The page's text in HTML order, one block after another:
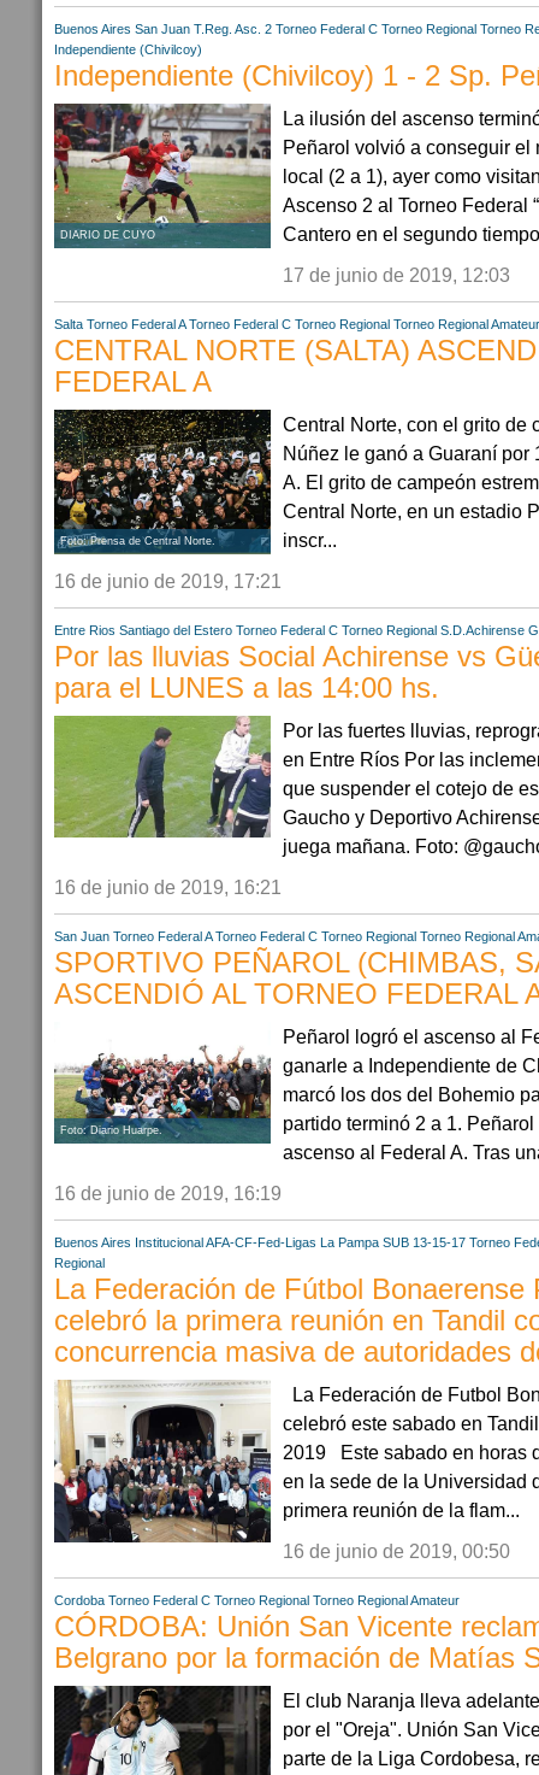
Buenos Aires San Juan T.Reg. Asc. 2 Torneo Federal C Torneo Regional Torneo
Independiente (Chivilcoy)
Independiente (Chivilcoy) 1 - 2 Sp.
DIARIO DE CUYO
La ilusión del ascenso
Peñarol volvió a conseguir el
local (2 a 1), ayer como
Ascenso 2 al Torneo Federal
Cantero en el segundo
17 de junio de 2019, 12:03
Salta Torneo Federal A Torneo Federal C Torneo Regional Torneo Regional Amateur
CENTRAL NORTE (SALTA)
FEDERAL A
Foto: Prensa de Central Norte.
Central Norte, con el grito de
Núñez le ganó a Guaraní por
A. El grito de campeón
Central Norte, en un estadio
inscr...
16 de junio de 2019, 17:21
Entre Rios Santiago del Estero Torneo Federal C Torneo Regional S.D.Achirense
Por las lluvias Social Achirense vs
para el LUNES a las 14:00 hs.
Por las fuertes lluvias,
en Entre Ríos Por las
que suspender el cotejo de
Gaucho y Deportivo
juega mañana. Foto:
16 de junio de 2019, 16:21
San Juan Torneo Federal A Torneo Federal C Torneo Regional Torneo Regional
SPORTIVO PEÑAROL (CHIMBAS,
ASCENDIÓ AL TORNEO FEDERAL
Foto: Diario Huarpe.
Peñarol logró el ascenso al
ganarle a Independiente de
marcó los dos del Bohemio
partido terminó 2 a 1.
ascenso al Federal A. Tras
16 de junio de 2019, 16:19
Buenos Aires Institucional AFA-CF-Fed-Ligas La Pampa SUB 13-15-17 Torneo
Regional
La Federación de Fútbol Bonaerense
celebró la primera reunión en Tandil
concurrencia masiva de autoridades
La Federación de Futbol
celebró este sabado en
2019 Este sabado en horas
en la sede de la Universidad
primera reunión de la flam...
16 de junio de 2019, 00:50
Cordoba Torneo Federal C Torneo Regional Torneo Regional Amateur
CÓRDOBA: Unión San Vicente
Belgrano por la formación de Matías
El club Naranja lleva
por el "Oreja". Unión San
parte de la Liga Cordobesa,